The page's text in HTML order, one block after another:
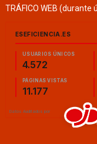
TRÁFICO WEB